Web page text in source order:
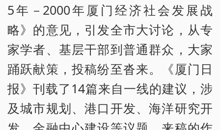
5年－2000年厦门经济社会发展战
略》的意见，引发全市大讨论，从专
家学者、基层干部到普通群众，大家
踊跃献策，投稿纷至沓来。《厦门日
报》刊载了14篇来自一线的建议，涉
及城市规划、港口开发、海洋研究开